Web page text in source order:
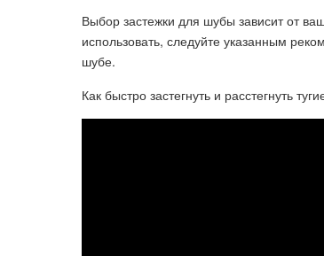
Выбор застежки для шубы зависит от
использовать, следуйте указанным
шубе.
Как быстро застегнуть и расстегнуть